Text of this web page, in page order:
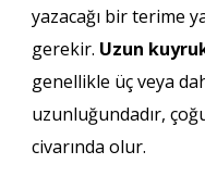
yazacağı bir terime
gerekir. Uzun
genellikle üç veya
uzunluğundadır,
civarında olur.